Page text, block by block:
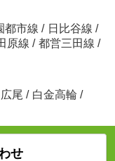
都市線 / 日比谷線 /
原線 / 都営三田線 /
広尾 / 白金高輪 /
せ